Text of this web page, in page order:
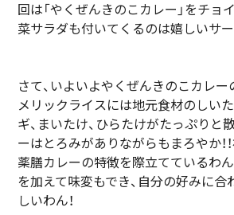
回は「やくぜんきのこカレー」をチョ
菜サラダも付いてくるのは嬉しいサー
さて、いよいよやくぜんきのこカレー
メリックライスには地元食材のしいた
ギ、まいたけ、ひらたけがたっぷりと
ーはとろみがありながらもまろやか！
薬膳カレーの特徴を際立てているわん
を加えて味変もでき、自分の好みに合
しいわん！